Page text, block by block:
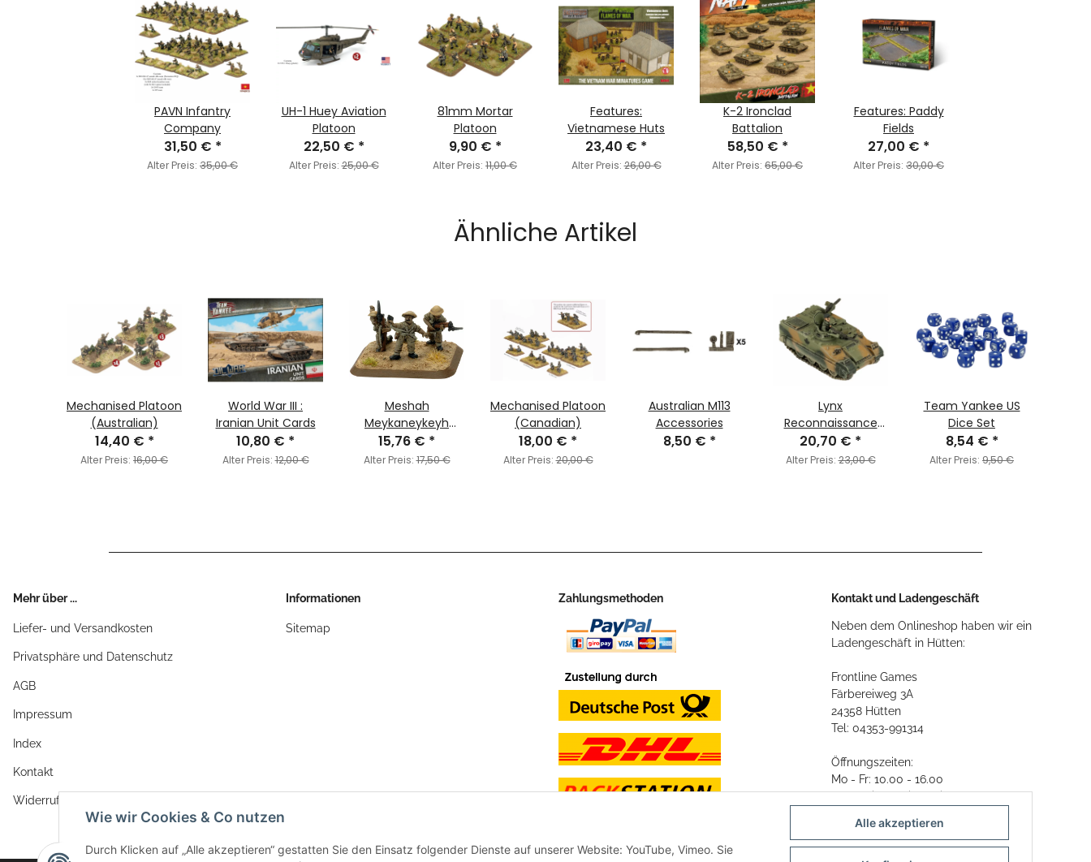
PAVN Infantry
Company
31,50 € *
Alter Preis: 35,00 €
UH-1 Huey Aviation
Platoon
22,50 € *
Alter Preis:25,00 €
81mm Mortar
Platoon
9,90 € *
Alter Preis: 11,00 €
Features:
Vietnamese Huts
23,40 € *
Alter Preis:26,00 €
K-2 Ironclad
Battalion
58,50 € *
Alter Preis: 65,00 €
Features: Paddy
Fields
27,00 € *
Alter Preis: 30,00 €
Ähnliche Artikel
Mechanised Platoon
(Australian)
14,40 € *
Alter Preis: 16,00 €
World War III :
Iranian Unit Cards
10,80 € *
Alter Preis:12,00 €
Meshah
Meykaneykeyh
(Mechanised)
Platoon
15,76 € *
Alter Preis:17,50 €
Mechanised Platoon
(Canadian)
18,00 € *
Alter Preis:20,00 €
Australian M113
Accessories
8,50 € *
Lynx
Reconnaissance
Patrol (Canadian)
20,70 € *
Alter Preis:23,00 €
Team Yankee US
Dice Set
8,54 € *
Alter Preis: 9,50 €
Mehr über ...
Liefer- und Versandkosten
Privatsphäre und Datenschutz
AGB
Impressum
Index
Kontakt
Widerrufsrecht
Informationen
Sitemap
Zahlungsmethoden Kontakt und Ladengeschäft
Neben dem Onlineshop haben wir ein
Ladengeschäft in Hütten:
Frontline Games
Färbereiweg 3A
24358 Hütten
Tel: 04353-991314
Öffnungszeiten:
Mo - Fr: 10.00 - 16.00
Oder mit Terminvereinbarung
E-Mail:info@frontlinegames.de
Wie wir Cookies & Co nutzen
Durch Klicken auf „Alle akzeptieren“ gestatten Sie den Einsatz folgender Dienste auf unserer Website: YouTube, Vimeo. Sie
Alle akzeptieren